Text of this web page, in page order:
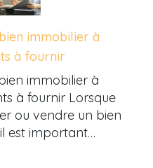
immobilier à
à fournir
immobilier à
à fournir Lorsque
ou vendre un bien
est important…